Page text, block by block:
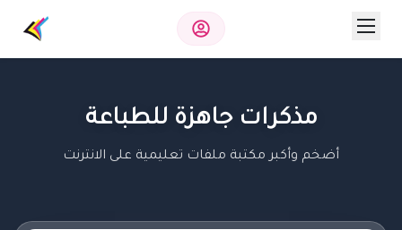
مذكرات جاهزة للطباعة
أضخم وأكبر مكتبة ملفات تعليمية على الانترنت